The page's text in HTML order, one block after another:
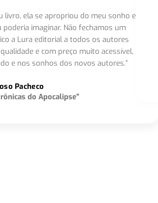
livro, ela se apropriou do meu sonho e
imaginar. Não fechamos um
a Lura editorial a todos os autores
e com preço muito acessível,
e nos sonhos dos novos autores.”
Pacheco
do Apocalipse"